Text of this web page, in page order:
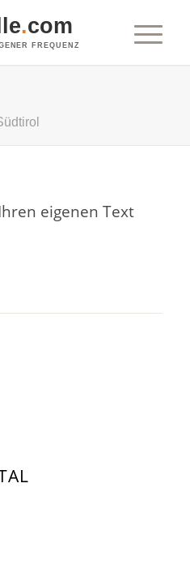
.com
FREQUENZ
eigenen Text